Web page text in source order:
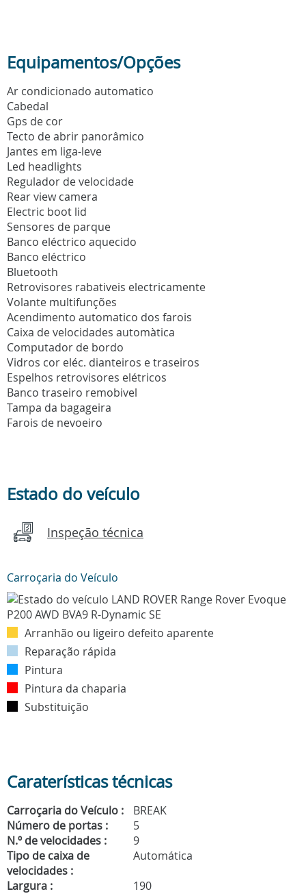
Equipamentos/Opções
Ar condicionado automatico
Cabedal
Gps de cor
Tecto de abrir panorâmico
Jantes em liga-leve
Led headlights
Regulador de velocidade
Rear view camera
Electric boot lid
Sensores de parque
Banco eléctrico aquecido
Banco eléctrico
Bluetooth
Retrovisores rabativeis electricamente
Volante multifunções
Acendimento automatico dos farois
Caixa de velocidades automàtica
Computador de bordo
Vidros cor eléc. dianteiros e traseiros
Espelhos retrovisores elétricos
Banco traseiro remobivel
Tampa da bagageira
Farois de nevoeiro
Estado do veículo
Inspeção técnica
Carroçaria do Veículo
Arranhão ou ligeiro defeito aparente
Reparação rápida
Pintura
Pintura da chaparia
Substituição
Caraterísticas técnicas
Carroçaria do Veículo :
BREAK
Número de portas :
5
N.º de velocidades :
9
Tipo de caixa de
velocidades :
Automática
Largura :
190